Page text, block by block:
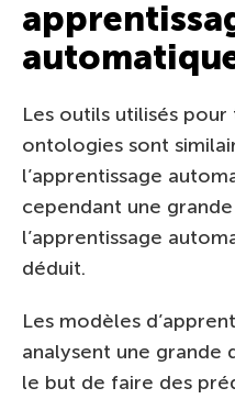
Les outils utilisés
ontologies sont
l’apprentissage
cependant une
l’apprentissage
déduit.
Les modèles
analysent une grande
le but de faire des